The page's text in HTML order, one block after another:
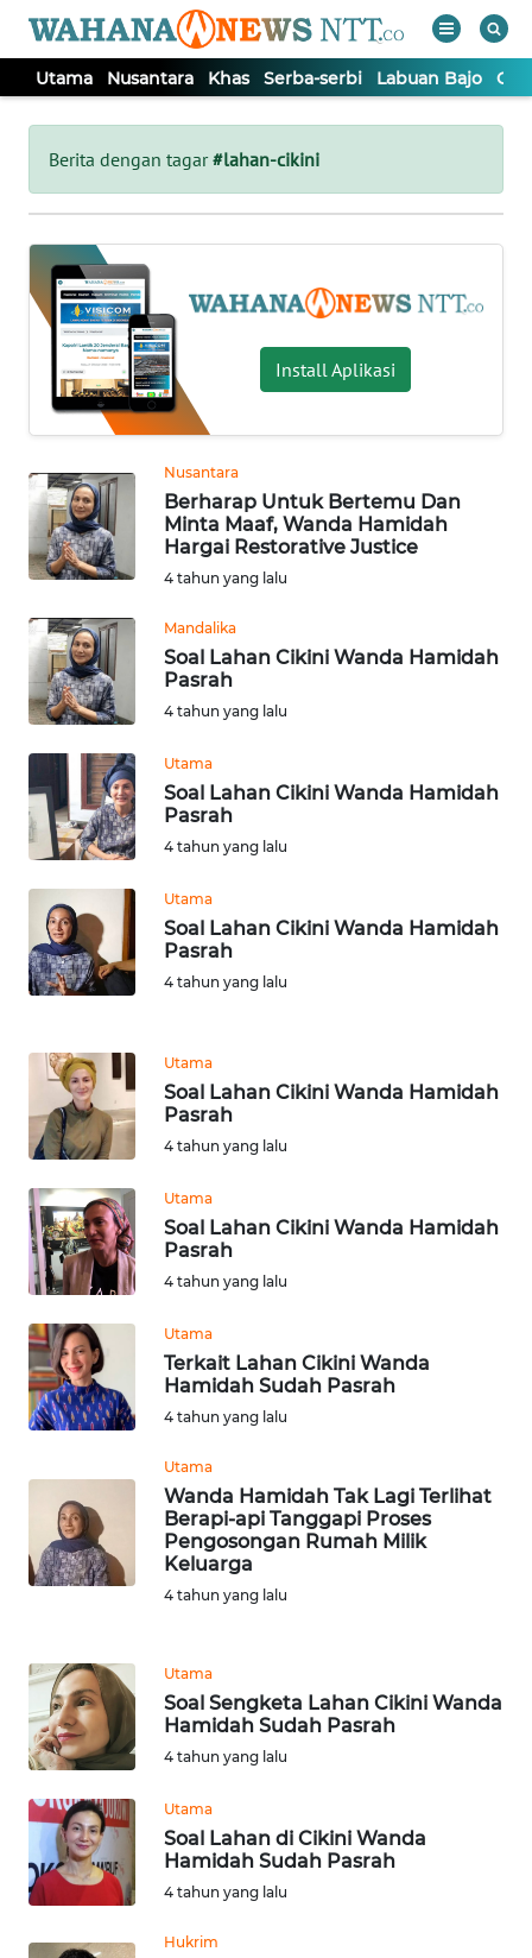
Utama Nusantara Khas Serba-serbi Labuan Bajo
Berita dengan tagar#lahan-cikini
Install Aplikasi
Nusantara
Berharap Untuk Bertemu Dan
Minta Maaf, Wanda Hamidah
Hargai Restorative Justice
4 tahun yang lalu
Mandalika
Soal Lahan Cikini Wanda Hamidah
Pasrah
4 tahun yang lalu
Utama
Soal Lahan Cikini Wanda Hamidah
Pasrah
4 tahun yang lalu
Utama
Soal Lahan Cikini Wanda Hamidah
Pasrah
4 tahun yang lalu
Utama
Soal Lahan Cikini Wanda Hamidah
Pasrah
4 tahun yang lalu
Utama
Soal Lahan Cikini Wanda Hamidah
Pasrah
4 tahun yang lalu
Utama
Terkait Lahan Cikini Wanda
Hamidah Sudah Pasrah
4 tahun yang lalu
Utama
Wanda Hamidah Tak Lagi Terlihat
Berapi-api Tanggapi Proses
Pengosongan Rumah Milik
Keluarga
4 tahun yang lalu
Utama
Soal Sengketa Lahan Cikini Wanda
Hamidah Sudah Pasrah
4 tahun yang lalu
Utama
Soal Lahan di Cikini Wanda
Hamidah Sudah Pasrah
4 tahun yang lalu
Hukrim
Tutup
UTAMA
NUSANTARA
KHAS
SERBA-
SERBI
LABUAN
BAJO
Informasi
INDEKS
KONTAK
KAMI
INFO
IKLAN
TENTANG
PEDOMAN
MEDIA
SIBER
KARIR
Wahana
News
Regional
WN
SUMUT
WN
JAKARTA
JABAR
WN
BANTEN
WN
NTT
KEPRI